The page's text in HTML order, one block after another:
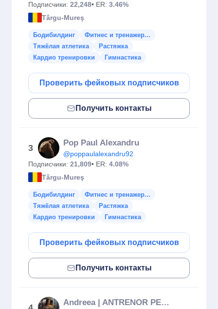
Подписчики: 22,248• ER: 3.46%
Târgu-Mureş
Бодибилдинг
Фитнес и тренажер...
Тяжёлая атлетика
Растяжка
Кардио тренировки
Гимнастика
Проверить фейковых подписчиков
Получить контакты
3
Pop Paul Alexandru
@poppaulalexandru92
Подписчики: 21,809• ER: 4.08%
Târgu-Mureş
Бодибилдинг
Фитнес и тренажер...
Тяжёлая атлетика
Растяжка
Кардио тренировки
Гимнастика
Проверить фейковых подписчиков
Получить контакты
Andreea | ANTRENOR PERSONAL